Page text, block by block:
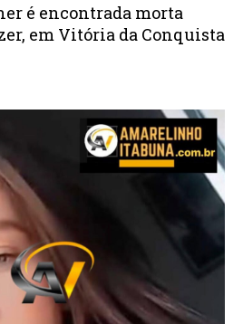
é encontrada morta
em Vitória da Conquista